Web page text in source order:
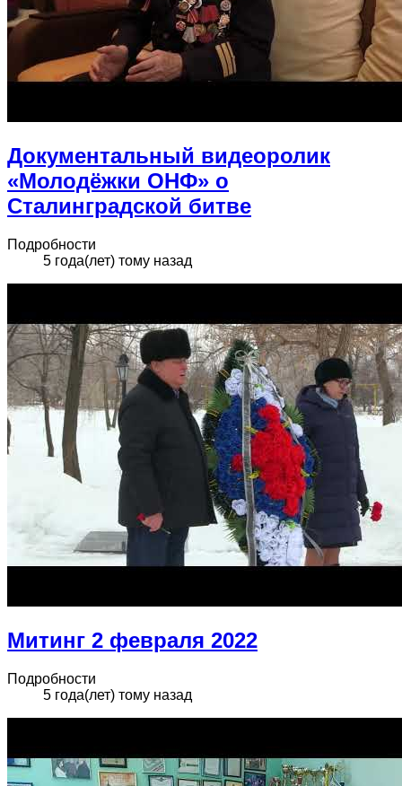
Документальный видеоролик
«Молодёжки ОНФ» о
Сталинградской битве
Подробности
5 года(лет) тому назад
Митинг 2 февраля 2022
Подробности
5 года(лет) тому назад